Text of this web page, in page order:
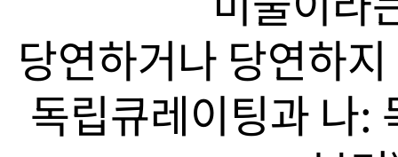
당연하거나 당연하
독립큐레이팅과 나: